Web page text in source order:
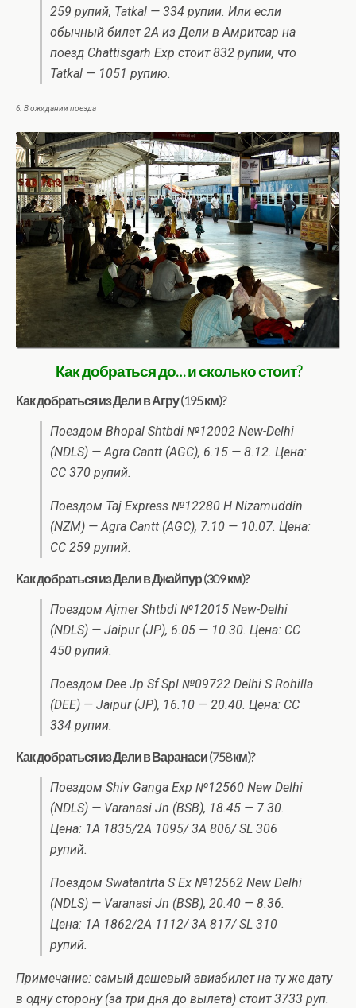
259 рупий, Tatkal — 334 рупии. Или если
обычный билет 2A из Дели в Амритсар на
поезд Chattisgarh Exp стоит 832 рупии, что
Tatkal — 1051 рупию.
6. В ожидании поезда
Как добраться до… и сколько стоит?
Как добраться из Дели в Агру (195 км)?
Поездом Bhopal Shtbdi №12002 New-Delhi
(NDLS) — Agra Cantt (AGC), 6.15 — 8.12. Цена:
CC 370 рупий.
Поездом Taj Express №12280 H Nizamuddin
(NZM) — Agra Cantt (AGC), 7.10 — 10.07. Цена:
CC 259 рупий.
Как добраться из Дели в Джайпур (309 км)?
Поездом Ajmer Shtbdi №12015 New-Delhi
(NDLS) — Jaipur (JP), 6.05 — 10.30. Цена: CC
450 рупий.
Поездом Dee Jp Sf Spl №09722 Delhi S Rohilla
(DEE) — Jaipur (JP), 16.10 — 20.40. Цена: CC
334 рупии.
Как добраться из Дели в Варанаси (758 км)?
Поездом Shiv Ganga Exp №12560 New Delhi
(NDLS) — Varanasi Jn (BSB), 18.45 — 7.30.
Цена: 1A 1835/2A 1095/ 3A 806/ SL 306
рупий.
Поездом Swatantrta S Ex №12562 New Delhi
(NDLS) — Varanasi Jn (BSB), 20.40 — 8.36.
Цена: 1A 1862/2A 1112/ 3A 817/ SL 310
рупий.
Примечание: самый дешевый авиабилет на ту же дату
в одну сторону (за три дня до вылета) стоит 3733 руп.